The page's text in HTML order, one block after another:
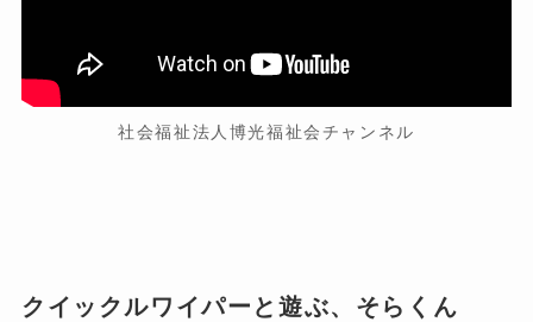
社会福祉法人博光福祉会チャンネル
クイックルワイパーと遊ぶ、そらくん